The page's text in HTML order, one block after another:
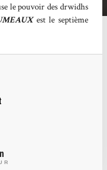
le pouvoir des drwidhs
est le septième